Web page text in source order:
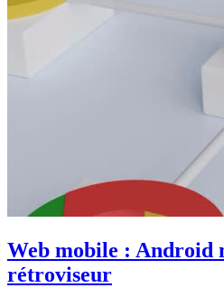
Web mobile : Android
rétroviseur